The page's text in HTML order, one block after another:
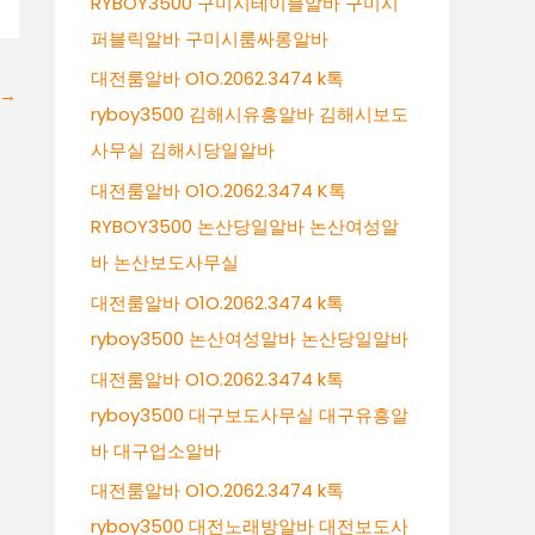
→
퍼블릭알바 구미시룸싸롱알바
대전룸알바 O1O.2062.3474 k톡
ryboy3500 김해시유흥알바 김해시보도
사무실 김해시당일알바
대전룸알바 O1O.2062.3474 K톡
RYBOY3500 논산당일알바 논산여성알
바 논산보도사무실
대전룸알바 O1O.2062.3474 k톡
ryboy3500 논산여성알바 논산당일알바
대전룸알바 O1O.2062.3474 k톡
ryboy3500 대구보도사무실 대구유흥알
바 대구업소알바
대전룸알바 O1O.2062.3474 k톡
ryboy3500 대전노래방알바 대전보도사